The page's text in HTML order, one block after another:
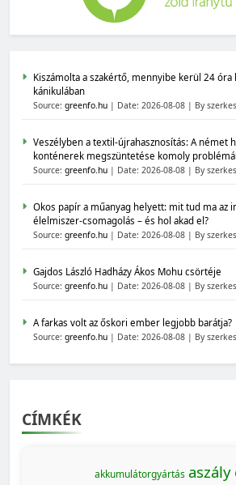
Kiszámolta a szakértő, mennyibe kerül 24 óra
kánikulában
Source: greenfo.hu Date: 2026-08-08 By
Veszélyben a textil-újrahasznosítás: A német
konténerek megszüntetése komoly
Source: greenfo.hu Date: 2026-08-08 By
Okos papír a műanyag helyett: mit tud ma az
élelmiszer-csomagolás – és hol akad el?
Source: greenfo.hu Date: 2026-08-08 By
Gajdos László Hadházy Ákos Mohu csörtéje
Source: greenfo.hu Date: 2026-08-08 By
A farkas volt az őskori ember legjobb barátja?
Source: greenfo.hu Date: 2026-08-08 By
CÍMKÉK
akkumulátorgyártás aszály